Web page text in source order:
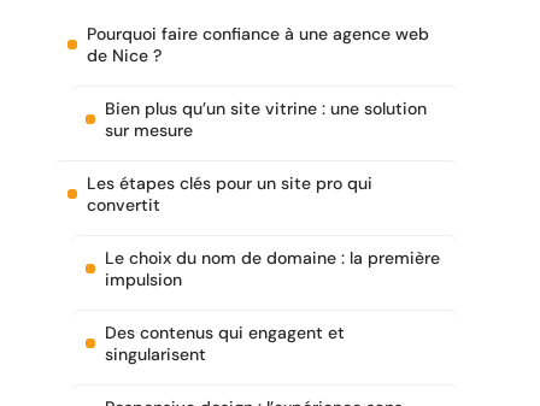
Pourquoi faire confiance à une agence web
de Nice ?
Bien plus qu’un site vitrine : une solution
sur mesure
Les étapes clés pour un site pro qui
convertit
Le choix du nom de domaine : la première
impulsion
Des contenus qui engagent et
singularisent